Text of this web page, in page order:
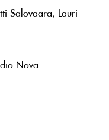
Salovaara, Lauri
Nova